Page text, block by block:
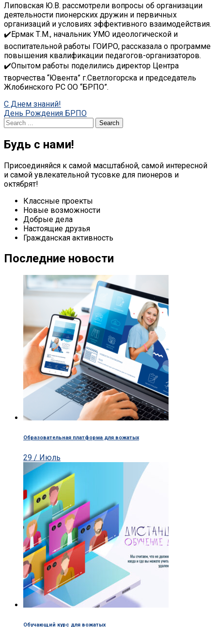
Липовская Ю.В. рассмотрели вопросы об организации
деятельности пионерских дружин и первичных
организаций и условиях эффективного взаимодействия.
✔️Ермак Т.М., начальник УМО идеологической и
воспитательной работы ГОИРО, рассказала о программе
повышения квалификации педагогов-организаторов.
✔️Опытом работы поделились директор Центра
творчества “Ювента” г.Светлогорска и председатель
Жлобинского РС ОО “БРПО”.
Post
navigation
C Днем знаний!
День Рождения БРПО
Search
for:
Будь с нами!
Присоединяйся к самой масштабной, самой интересной
и самой увлекательной тусовке для пионеров и
октябрят!
Классные проекты
Новые возможности
Добрые дела
Настоящие друзья
Гражданская активность
Последние новости
Образовательная платформа для вожатых
29 / Июль
Обучающий курс для вожатых